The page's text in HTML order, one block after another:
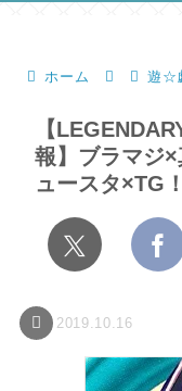
ホーム 遊☆
【
報】ブラマジ
ュースタ×TG！
2019.10.16